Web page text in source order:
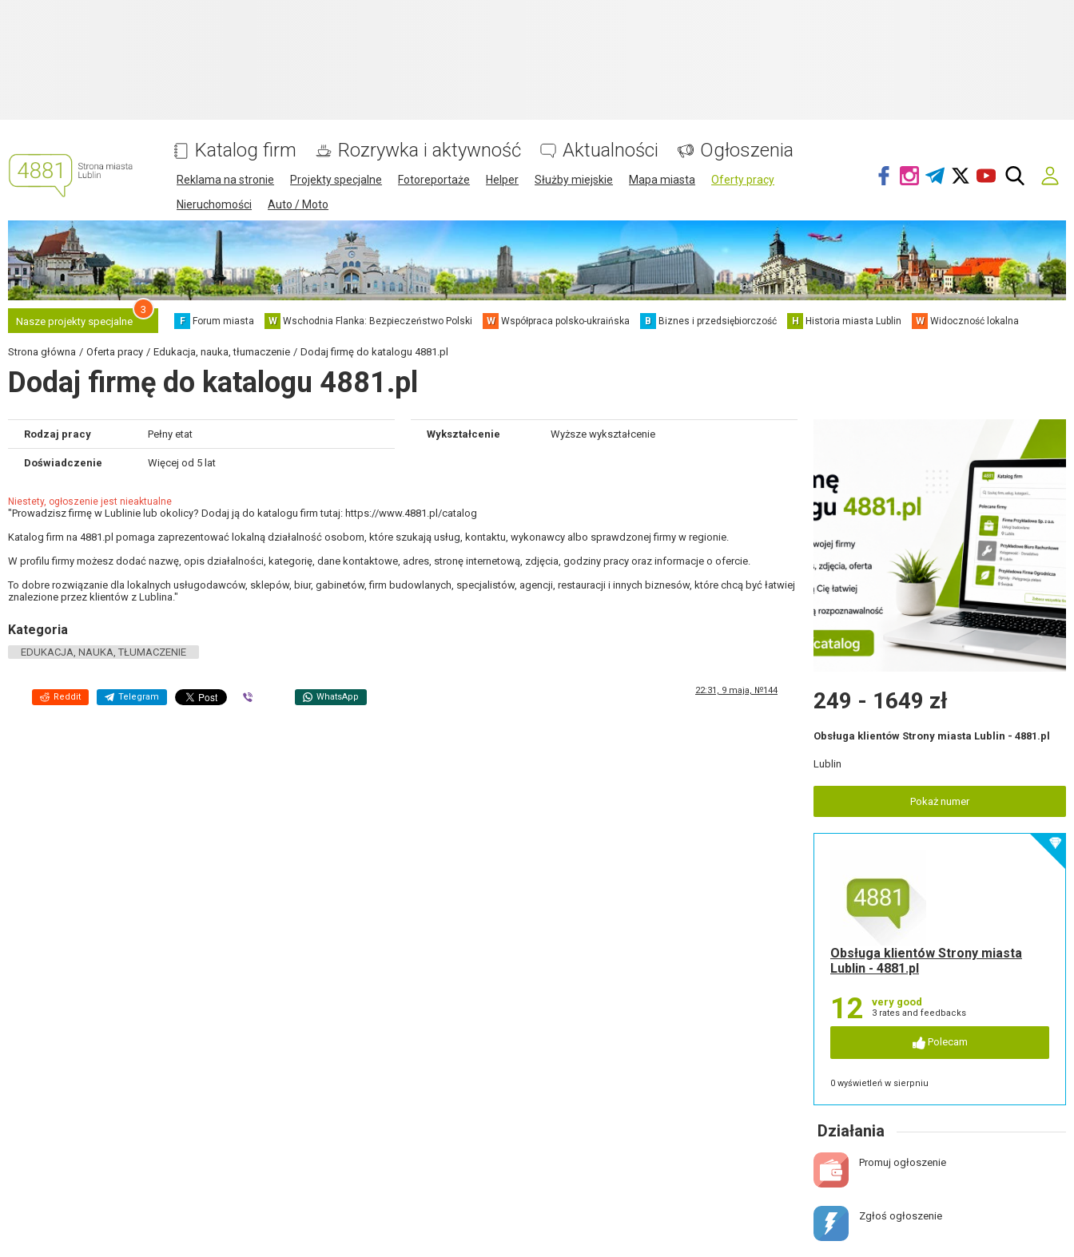
Katalog firm Rozrywka i aktywność Aktualności Ogłoszenia
Reklama na stronie Projekty specjalne Fotoreportaże Helper Służby miejskie Mapa miasta
Oferty pracy
Nieruchomości
Auto / Moto
Nasze projekty specjalne
3
F Forum miasta W Wschodnia Flanka: Bezpieczeństwo Polski W Współpraca polsko-ukraińska B Biznes i przedsiębiorczość H Historia miasta Lublin W Widoczność lokalna
Strona główna Oferta pracy Edukacja, nauka, tłumaczenie Dodaj firmę do katalogu 4881.pl
Dodaj firmę do katalogu 4881.pl
Rodzaj pracy Pełny etat
Doświadczenie Więcej od 5 lat
Wykształcenie Wyższe wykształcenie
Niestety, ogłoszenie jest nieaktualne
"Prowadzisz firmę w Lublinie lub okolicy? Dodaj ją do katalogu firm tutaj: https://www.4881.pl/catalog
Katalog firm na 4881.pl pomaga zaprezentować lokalną działalność osobom, które szukają usług, kontaktu, wykonawcy albo sprawdzonej firmy w regionie.
W profilu firmy możesz dodać nazwę, opis działalności, kategorię, dane kontaktowe, adres, stronę internetową, zdjęcia, godziny pracy oraz informacje o ofercie.
To dobre rozwiązanie dla lokalnych usługodawców, sklepów, biur, gabinetów, firm budowlanych, specjalistów, agencji, restauracji i innych biznesów, które chcą być łatwiej
znalezione przez klientów z Lublina."
Kategoria
EDUKACJA, NAUKA, TŁUMACZENIE
Reddit Telegram WhatsApp
22:31, 9 maja, №144 249 - 1649 zł
Obsługa klientów Strony miasta Lublin - 4881.pl
Lublin
Pokaż numer
Obsługa klientów Strony miasta
Lublin - 4881.pl
12 very good
3 rates and feedbacks
Polecam
0 wyświetleń w sierpniu
Działania
Promuj ogłoszenie
Zgłoś ogłoszenie